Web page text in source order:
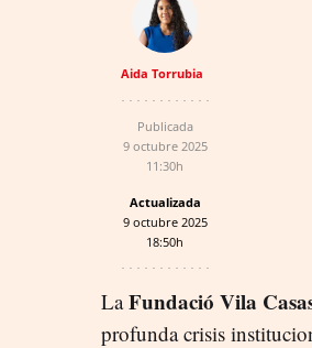
Aida Torrubia
Publicada
9 octubre 2025
11:30h
Actualizada
9 octubre 2025
18:50h
LaFundació Vila
profunda crisis